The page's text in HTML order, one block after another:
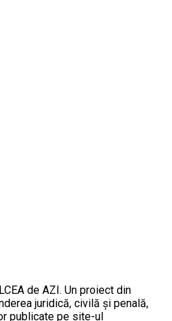
de AZI. Un proiect din
juridică, civilă și penală,
publicate pe site-ul